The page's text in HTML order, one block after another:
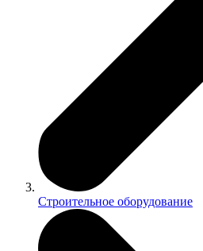
Строительное оборудование